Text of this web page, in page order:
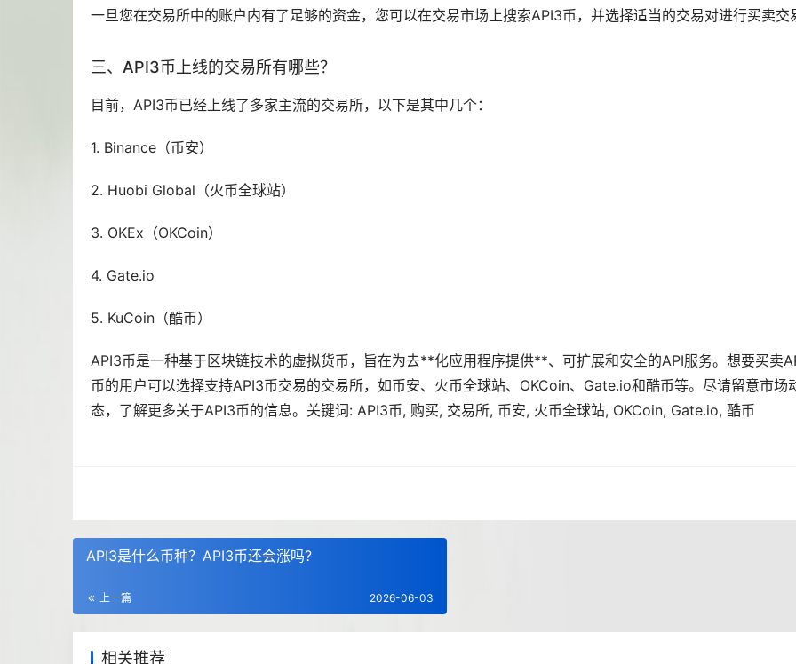
一旦您在交易所中的账户内有了足够的资金，您可以在交易市场上搜索API3币，并选择适当的交易对进行买卖交
三、API3币上线的交易所有哪些？
目前，API3币已经上线了多家主流的交易所，以下是其中几个：
1. Binance（币安）
2. Huobi Global（火币全球站）
3. OKEx（OKCoin）
4. Gate.io
5. KuCoin（酷币）
API3币是一种基于区块链技术的虚拟货币，旨在为去**化应用程序提供**、可扩展和安全的API服务。想要买卖
币的用户可以选择支持API3币交易的交易所，如币安、火币全球站、OKCoin、Gate.io和酷币等。尽请留意市场
态，了解更多关于API3币的信息。关键词: API3币, 购买, 交易所, 币安, 火币全球站, OKCoin, Gate.io, 酷币
API3是什么币种？API3币还会涨吗?
上一篇 2026-06-03
相关推荐